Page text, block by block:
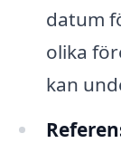
datum
olika
kan